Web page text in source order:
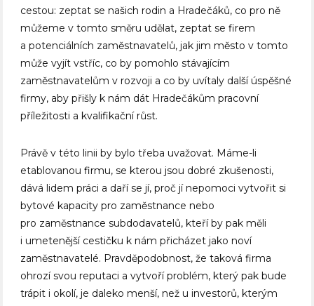
cestou: zeptat se našich rodin a Hradečáků, co pro ně
můžeme v tomto směru udělat, zeptat se firem
a potenciálních zaměstnavatelů, jak jim město v tomto
může vyjít vstříc, co by pomohlo stávajícím
zaměstnavatelům v rozvoji a co by uvítaly další úspěšné
firmy, aby přišly k nám dát Hradečákům pracovní
příležitosti a kvalifikační růst.
Právě v této linii by bylo třeba uvažovat. Máme-li
etablovanou firmu, se kterou jsou dobré zkušenosti,
dává lidem práci a daří se jí, proč jí nepomoci vytvořit si
bytové kapacity pro zaměstnance nebo
pro zaměstnance subdodavatelů, kteří by pak měli
i umetenější cestičku k nám přicházet jako noví
zaměstnavatelé. Pravděpodobnost, že taková firma
ohrozí svou reputaci a vytvoří problém, který pak bude
trápit i okolí, je daleko menší, než u investorů, kterým